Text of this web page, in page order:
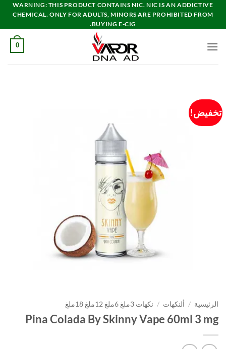
تخطي
للمحتوى
WARNING: THIS PRODUCT CONTAINS NIC. NIC IS AN ADDICTIVE
CHEMICAL. ONLY FOR ADULTS, MINORS ARE PROHIBITED FROM
BUYING E-CIG.
0
تخفيض!
الرئيسية / ألنكهات / نكهات 3ملغ 6ملغ 12ملغ 18ملغ
Pina Colada By Skinny Vape 60ml 3 mg